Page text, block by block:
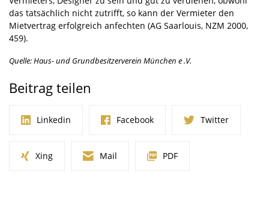
das tatsächlich nicht zutrifft, so kann der Vermieter den
Mietvertrag erfolgreich anfechten (AG Saarlouis, NZM 2000,
459).
Quelle: Haus- und Grundbesitzerverein München e .V.
Beitrag teilen
Linkedin Facebook Twitter
Xing Mail PDF